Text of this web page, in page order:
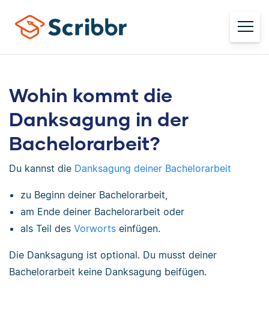
Wohin kommt die
Danksagung in der
Bachelorarbeit?
Du kannst die Danksagung deiner Bachelorarbeit
zu Beginn deiner Bachelorarbeit,
am Ende deiner Bachelorarbeit oder
als Teil desVorworts einfügen.
Die Danksagung ist optional. Du musst deiner
Bachelorarbeit keine Danksagung beifügen.